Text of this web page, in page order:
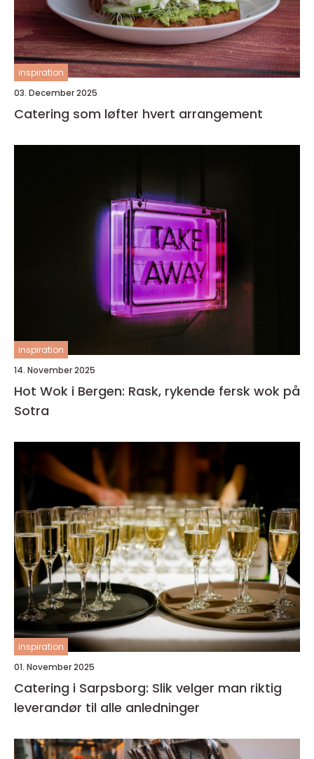
inspiration
03. December 2025
Catering som løfter hvert arrangement
inspiration
14. November 2025
Hot Wok i Bergen: Rask, rykende fersk wok på
Sotra
inspiration
01. November 2025
Catering i Sarpsborg: Slik velger man riktig
leverandør til alle anledninger